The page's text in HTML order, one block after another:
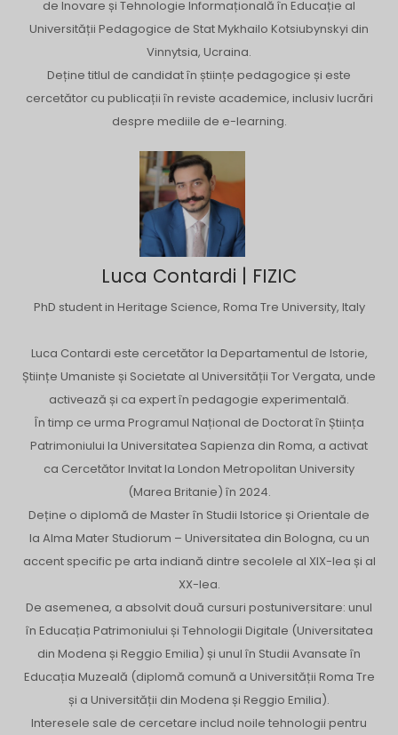
de Inovare și Tehnologie Informațională în Educație al
Universității Pedagogice de Stat Mykhailo Kotsiubynskyi din
Vinnytsia, Ucraina.
Deține titlul de candidat în științe pedagogice și este
cercetător cu publicații în reviste academice, inclusiv lucrări
despre mediile de e-learning.
Luca Contardi | FIZIC
PhD student in Heritage Science, Roma Tre University, Italy
Luca Contardi este cercetător la Departamentul de Istorie,
Științe Umaniste și Societate al Universității Tor Vergata, unde
activează și ca expert în pedagogie experimentală.
În timp ce urma Programul Național de Doctorat în Știința
Patrimoniului la Universitatea Sapienza din Roma, a activat
ca Cercetător Invitat la London Metropolitan University
(Marea Britanie) în 2024.
Deține o diplomă de Master în Studii Istorice și Orientale de
la Alma Mater Studiorum – Universitatea din Bologna, cu un
accent specific pe arta indiană dintre secolele al XIX-lea și al
XX-lea.
De asemenea, a absolvit două cursuri postuniversitare: unul
în Educația Patrimoniului și Tehnologii Digitale (Universitatea
din Modena și Reggio Emilia) și unul în Studii Avansate în
Educația Muzeală (diplomă comună a Universității Roma Tre
și a Universității din Modena și Reggio Emilia).
Interesele sale de cercetare includ noile tehnologii pentru